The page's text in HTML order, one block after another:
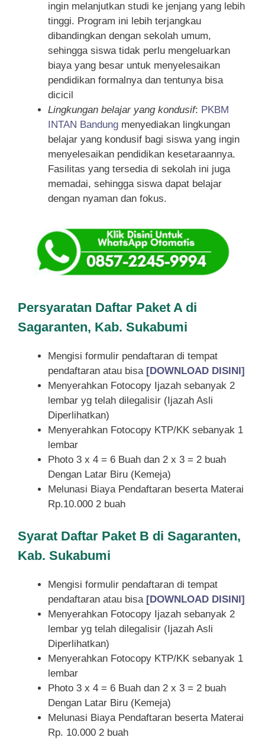
ingin melanjutkan studi ke jenjang yang lebih
tinggi. Program ini lebih terjangkau
dibandingkan dengan sekolah umum,
sehingga siswa tidak perlu mengeluarkan
biaya yang besar untuk menyelesaikan
pendidikan formalnya dan tentunya bisa
dicicil
Lingkungan belajar yang kondusif: PKBM
INTAN Bandung menyediakan lingkungan
belajar yang kondusif bagi siswa yang ingin
menyelesaikan pendidikan kesetaraannya.
Fasilitas yang tersedia di sekolah ini juga
memadai, sehingga siswa dapat belajar
dengan nyaman dan fokus.
Persyaratan Daftar Paket A di
Sagaranten, Kab. Sukabumi
Mengisi formulir pendaftaran di tempat
pendaftaran atau bisa [DOWNLOAD DISINI]
Menyerahkan Fotocopy Ijazah sebanyak 2
lembar yg telah dilegalisir (Ijazah Asli
Diperlihatkan)
Menyerahkan Fotocopy KTP/KK sebanyak 1
lembar
Photo 3 x 4 = 6 Buah dan 2 x 3 = 2 buah
Dengan Latar Biru (Kemeja)
Melunasi Biaya Pendaftaran beserta Materai
Rp.10.000 2 buah
Syarat Daftar Paket B di Sagaranten,
Kab. Sukabumi
Mengisi formulir pendaftaran di tempat
pendaftaran atau bisa [DOWNLOAD DISINI]
Menyerahkan Fotocopy Ijazah sebanyak 2
lembar yg telah dilegalisir (Ijazah Asli
Diperlihatkan)
Menyerahkan Fotocopy KTP/KK sebanyak 1
lembar
Photo 3 x 4 = 6 Buah dan 2 x 3 = 2 buah
Dengan Latar Biru (Kemeja)
Melunasi Biaya Pendaftaran beserta Materai
Rp. 10.000 2 buah